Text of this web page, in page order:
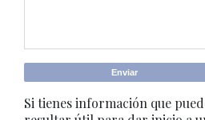
Si tienes información que